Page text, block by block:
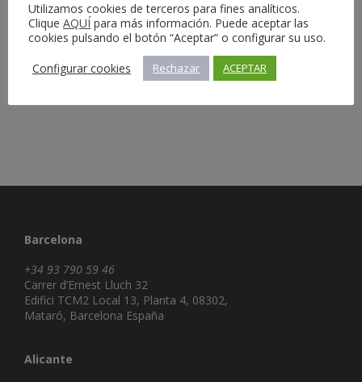
Información del servicio
Barcelona
+34 93 790 59 46
Carrer d’Ernest Lluch 32
Edifici TCM2 Local 13, Planta 4, 08302,
Mataró, Barcelona España
Alicante
Utilizamos cookies de terceros para fines analíticos.
Clique AQUÍ para más información. Puede aceptar las
cookies pulsando el botón “Aceptar” o configurar su uso.
Configurar cookies
Rechazar ACEPTAR